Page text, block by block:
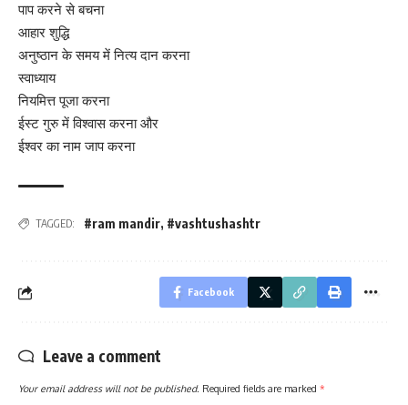
पाप करने से बचना
आहार शुद्धि
अनुष्ठान के समय में नित्य दान करना
स्वाध्याय
नियमित्त पूजा करना
ईस्ट गुरु में विश्वास करना और
ईश्वर का नाम जाप करना
TAGGED: #ram mandir, #vashtushashtr
Facebook
Leave a comment
Your email address will not be published. Required fields are marked *